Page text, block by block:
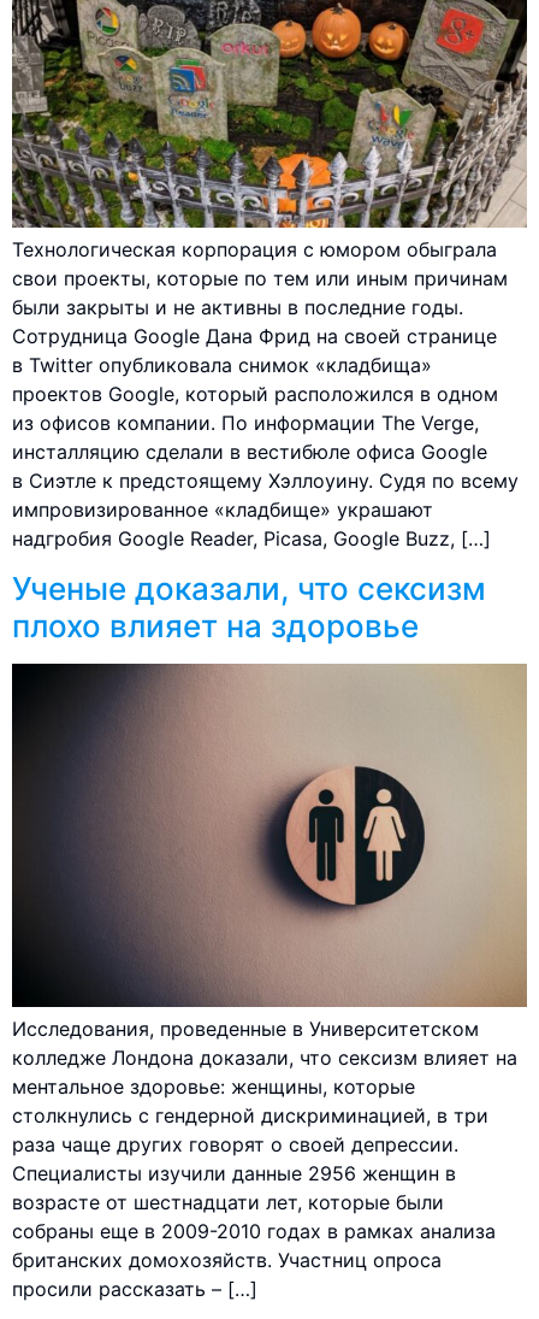
Технологическая корпорация с юмором обыграла
свои проекты, которые по тем или иным причинам
были закрыты и не активны в последние годы.
Сотрудница Google Дана Фрид на своей странице
в Twitter опубликовала снимок «кладбища»
проектов Google, который расположился в одном
из офисов компании. По информации The Verge,
инсталляцию сделали в вестибюле офиса Google
в Сиэтле к предстоящему Хэллоуину. Судя по всему
импровизированное «кладбище» украшают
надгробия Google Reader, Picasa, Google Buzz, […]
Ученые доказали, что сексизм
плохо влияет на здоровье
Исследования, проведенные в Университетском
колледже Лондона доказали, что сексизм влияет на
ментальное здоровье: женщины, которые
столкнулись с гендерной дискриминацией, в три
раза чаще других говорят о своей депрессии.
Специалисты изучили данные 2956 женщин в
возрасте от шестнадцати лет, которые были
собраны еще в 2009-2010 годах в рамках анализа
британских домохозяйств. Участниц опроса
просили рассказать – […]